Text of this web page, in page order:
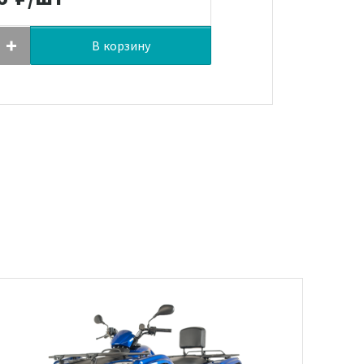
В корзину